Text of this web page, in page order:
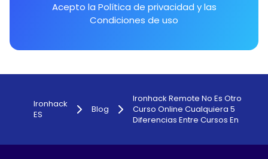
Acepto la Política de privacidad y las
Condiciones de uso
Ironhack
ES
Blog
Ironhack Remote No Es Otro
Curso Online Cualquiera 5
Diferencias Entre Cursos En